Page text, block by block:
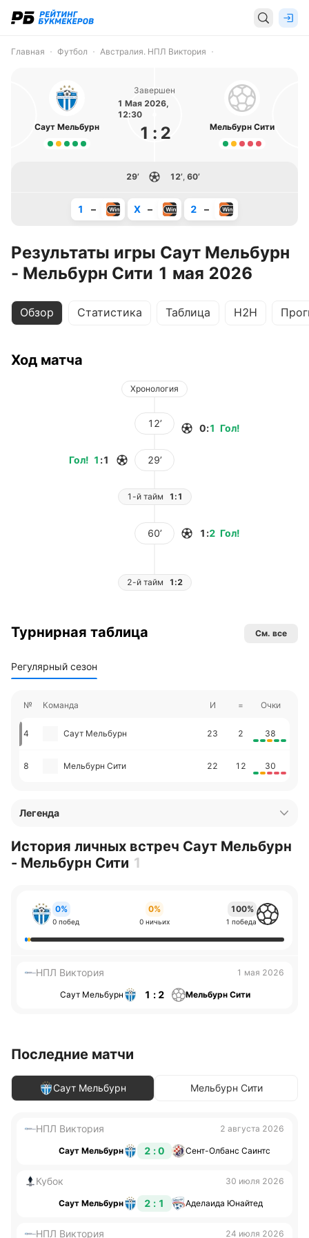
Главная Футбол Австралия. НПЛ Виктория
Саут Мельбурн
Завершен
1 Мая 2026,
12:30
1 : 2 Мельбурн Сити
29’ 12’, 60’
1 – X – 2 –
Результаты игры Саут Мельбурн
- Мельбурн Сити 1 мая 2026
Обзор Статистика Таблица H2H
Ход матча
Хронология
12’ Гол!
0:1
Гол! 1 :1 29’
1-й тайм 1:1
60’ Гол!
1 :2
2-й тайм 1:2
Турнирная таблица См. все
Регулярный сезон
№ Команда И = Очки
4 Саут Мельбурн 23 2 38
8 Мельбурн Сити 22 12 30
Легенда
История личных встреч Саут Мельбурн
- Мельбурн Сити 1
0%
0 побед
0%
0 ничьих
100%
1 победа
НПЛ Виктория 1 мая 2026
Саут Мельбурн 1 : 2 Мельбурн Сити
Последние матчи
Саут Мельбурн Мельбурн Сити
НПЛ Виктория 2 августа 2026
Саут Мельбурн 2 : 0 Сент-Олбанс Саинтс
Кубок 30 июля 2026
Саут Мельбурн 2 : 1 Аделаида Юнайтед
НПЛ Виктория 24 июля 2026